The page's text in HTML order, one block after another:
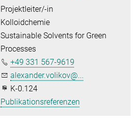
Projektleiter/-in
Kolloidchemie
Sustainable Solvents for Green
Processes
+49 331 567-9619
alexander.volikov@...
K-0.124
Publikationsreferenzen